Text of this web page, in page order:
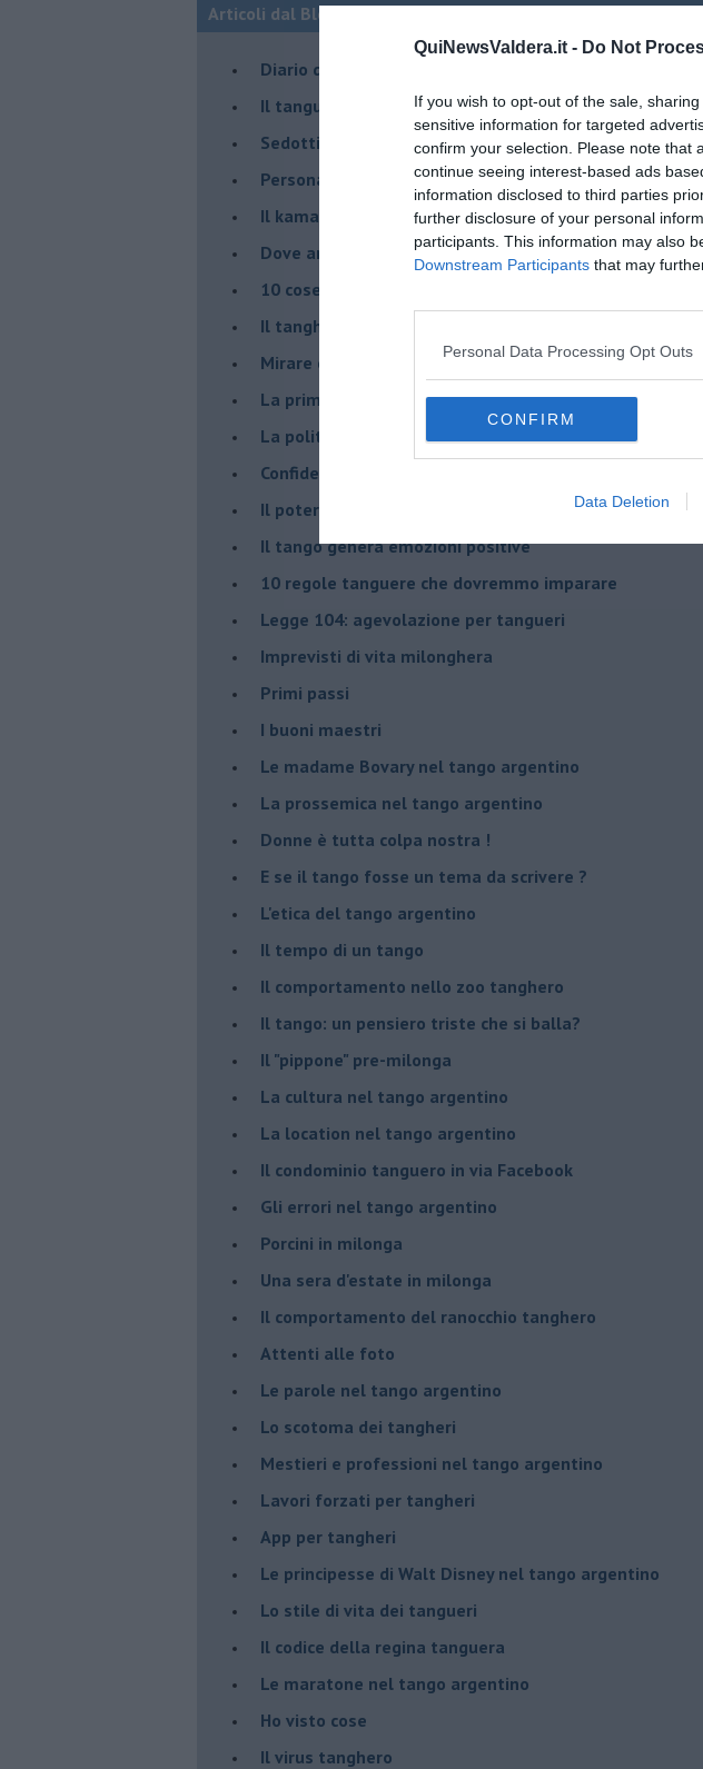
QuiNewsValdera.it - Do Not
If you wish to opt-out of the sale,
sensitive information for targeted
confirm your selection. Please note that
continue seeing interest-based ads
information disclosed to third parties
further disclosure of your personal
participants. This information may also
Downstream Participants that may
Personal Data Processing Opt Outs
CONFIRM
Data Deletion
Articoli dal Blog “Parole milonguere” di Maria Caruso
Diario di una tanghera
Il tanguero che entra in pista
Sedotti e abbandonati nel tango argentino
Personalità tanguera
Il kamasutango
Dove andiamo stasera?
10 cose da non dire a fine tanda
Il tanghero odioso
Mirare con la PNL
La prima volta
La politica nel tango argentino
Confidenze tanghere
Il potere delle tangueras
Il tango genera emozioni positive
10 regole tanguere che dovremmo imparare
Legge 104: agevolazione per tangueri
Imprevisti di vita milonghera
Primi passi
I buoni maestri
Le madame Bovary nel tango argentino
La prossemica nel tango argentino
Donne è tutta colpa nostra !
E se il tango fosse un tema da scrivere ?
L'etica del tango argentino
Il tempo di un tango
Il comportamento nello zoo tanghero
Il tango: un pensiero triste che si balla?
Il "pippone" pre-milonga
La cultura nel tango argentino
La location nel tango argentino
Il condominio tanguero in via Facebook
Gli errori nel tango argentino
Porcini in milonga
Una sera d'estate in milonga
Il comportamento del ranocchio tanghero
Attenti alle foto
Le parole nel tango argentino
Lo scotoma dei tangheri
Mestieri e professioni nel tango argentino
Lavori forzati per tangheri
App per tangheri
Le principesse di Walt Disney nel tango argentino
Lo stile di vita dei tangueri
Il codice della regina tanguera
Le maratone nel tango argentino
Ho visto cose
Il virus tanghero